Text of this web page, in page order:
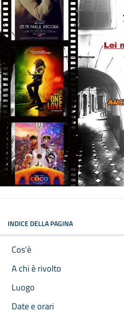
INDICE DELLA PAGINA
Cos'è
A chi è rivolto
Luogo
Date e orari